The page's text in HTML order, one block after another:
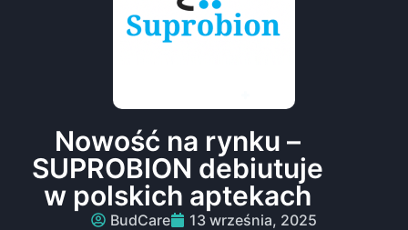
Nowość na rynku –
SUPROBION debiutuje
w polskich aptekach
BudCare 13 września, 2025